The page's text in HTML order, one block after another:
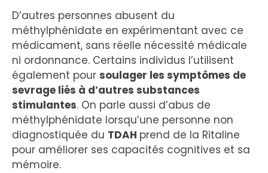
D’autres personnes abusent du
méthylphénidate en expérimentant avec ce
médicament, sans réelle nécessité médicale
ni ordonnance. Certains individus l’utilisent
également pour soulager les symptômes de
sevrage liés à d’autres substances
stimulantes. On parle aussi d’abus de
méthylphénidate lorsqu’une personne non
diagnostiquée du TDAH prend de la Ritaline
pour améliorer ses capacités cognitives et sa
mémoire.